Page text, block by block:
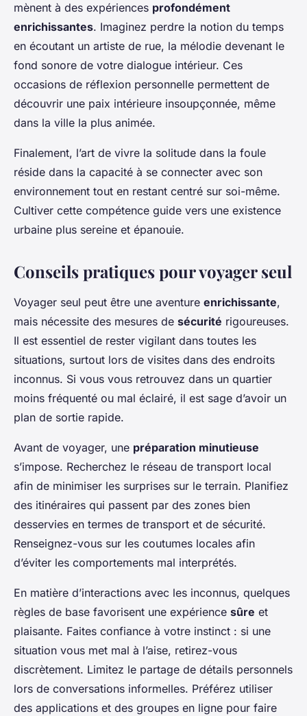
mènent à des expériences profondément
enrichissantes. Imaginez perdre la notion du temps
en écoutant un artiste de rue, la mélodie devenant le
fond sonore de votre dialogue intérieur. Ces
occasions de réflexion personnelle permettent de
découvrir une paix intérieure insoupçonnée, même
dans la ville la plus animée.
Finalement, l’art de vivre la solitude dans la foule
réside dans la capacité à se connecter avec son
environnement tout en restant centré sur soi-même.
Cultiver cette compétence guide vers une existence
urbaine plus sereine et épanouie.
Conseils pratiques pour voyager seul
Voyager seul peut être une aventure enrichissante,
mais nécessite des mesures de sécurité rigoureuses.
Il est essentiel de rester vigilant dans toutes les
situations, surtout lors de visites dans des endroits
inconnus. Si vous vous retrouvez dans un quartier
moins fréquenté ou mal éclairé, il est sage d’avoir un
plan de sortie rapide.
Avant de voyager, une préparation minutieuse
s’impose. Recherchez le réseau de transport local
afin de minimiser les surprises sur le terrain. Planifiez
des itinéraires qui passent par des zones bien
desservies en termes de transport et de sécurité.
Renseignez-vous sur les coutumes locales afin
d’éviter les comportements mal interprétés.
En matière d’interactions avec les inconnus, quelques
règles de base favorisent une expérience sûre et
plaisante. Faites confiance à votre instinct : si une
situation vous met mal à l’aise, retirez-vous
discrètement. Limitez le partage de détails personnels
lors de conversations informelles. Préférez utiliser
des applications et des groupes en ligne pour faire